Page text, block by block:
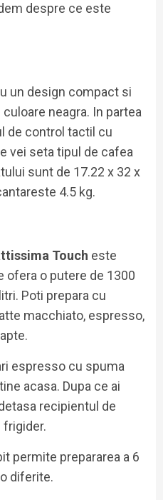
despre ce este
un design compact si
neagra. In partea
de control tactil cu
vei seta tipul de cafea
sunt de 17.22 x 32 x
4.5 kg.
Touch este
ofera o putere de 1300
Poti prepara cu
macchiato, espresso,
espresso cu spuma
acasa. Dupa ce ai
recipientul de
frigider.
permite prepararea a 6
diferite.